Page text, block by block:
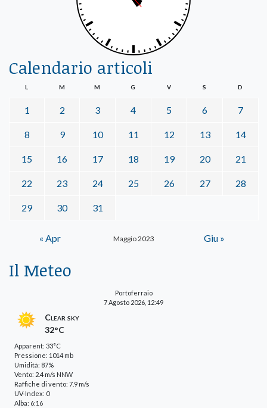
Calendario articoli
Maggio 2023
L M M G V S D
1 2 3 4 5 6 7
8 9 10 11 12 13 14
15 16 17 18 19 20 21
22 23 24 25 26 27 28
29 30 31
« Apr Giu »
Il Meteo
Portoferraio
7 Agosto 2026, 12:49
Clear sky
32°C
Apparent: 33°C
Pressione: 1014 mb
Umidità: 87%
Vento: 2.4 m/s NNW
Raffiche di vento: 7.9 m/s
UV-Index: 0
Alba: 6:16